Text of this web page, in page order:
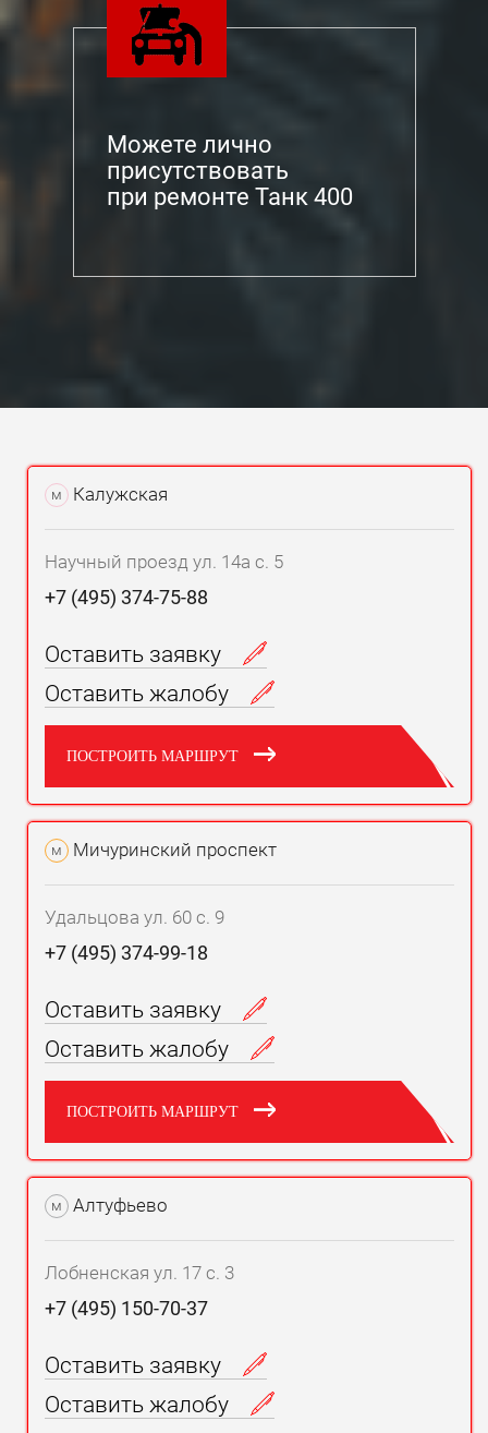
Можете лично
присутствовать
при ремонте Танк 400
м Калужская
Научный проезд ул. 14а с. 5
+7 (495) 374-75-88
Оставить заявку
Оставить жалобу
ПОСТРОИТЬ МАРШРУТ
м Мичуринский проспект
Удальцова ул. 60 с. 9
+7 (495) 374-99-18
Оставить заявку
Оставить жалобу
ПОСТРОИТЬ МАРШРУТ
м Алтуфьево
Лобненская ул. 17 с. 3
+7 (495) 150-70-37
Оставить заявку
Оставить жалобу